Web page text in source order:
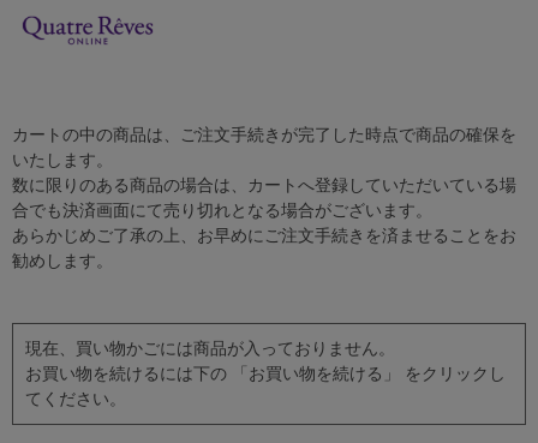
カートの中の商品は、ご注文手続きが完了した時点で商品の確保を
いたします。
数に限りのある商品の場合は、カートへ登録していただいている場
合でも決済画面にて売り切れとなる場合がございます。
あらかじめご了承の上、お早めにご注文手続きを済ませることをお
勧めします。
現在、買い物かごには商品が入っておりません。
お買い物を続けるには下の 「お買い物を続ける」 をクリックし
てください。